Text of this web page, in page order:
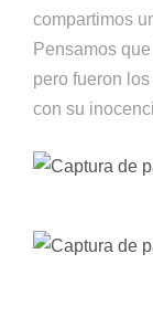
compartimos
Pensamos
pero fueron
con su